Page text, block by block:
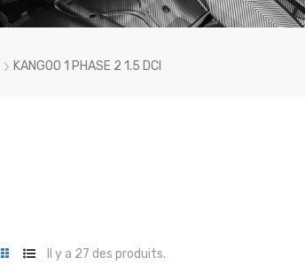
KANGOO 1 PHASE 2 1.5 DCI
Il y a 27 des produits.